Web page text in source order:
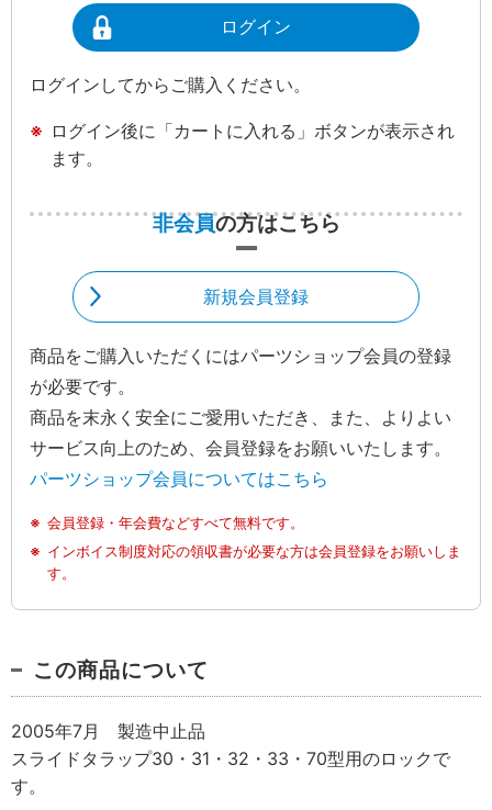
ログイン
ログインしてからご購入ください。
ログイン後に「カートに入れる」ボタンが表示され
ます。
非会員の方はこちら
新規会員登録
商品をご購入いただくにはパーツショップ会員の登録
が必要です。
商品を末永く安全にご愛用いただき、また、よりよい
サービス向上のため、会員登録をお願いいたします。
パーツショップ会員についてはこちら
会員登録・年会費などすべて無料です。
インボイス制度対応の領収書が必要な方は会員登録をお願いしま
す。
この商品について
2005年7月 製造中止品
スライドタラップ30・31・32・33・70型用のロックで
す。